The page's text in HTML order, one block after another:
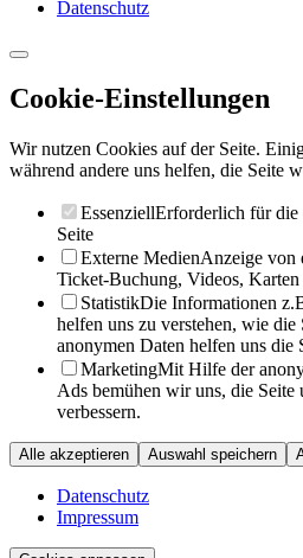
Datenschutz
Cookie-Einstellungen
Wir nutzen Cookies auf der Seite.
während andere uns helfen, die Seite
EssenziellErforderlich für die
Seite
Externe MedienAnzeige von
Ticket-Buchung, Videos, Karten
StatistikDie Informationen
helfen uns zu verstehen, wie
anonymen Daten helfen uns die
MarketingMit Hilfe der
Ads bemühen wir uns, die
verbessern.
Alle akzeptieren Auswahl speichern
Datenschutz
Impressum